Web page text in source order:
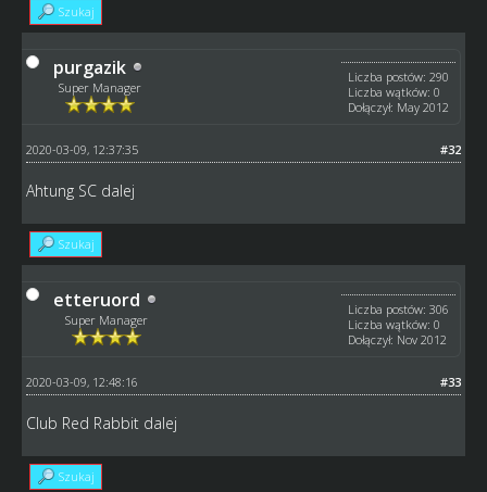
Szukaj
purgazik
Super Manager
Liczba postów: 290
Liczba wątków: 0
Dołączył: May 2012
#32
2020-03-09, 12:37:35
Ahtung SC dalej
Szukaj
etteruord
Super Manager
Liczba postów: 306
Liczba wątków: 0
Dołączył: Nov 2012
#33
2020-03-09, 12:48:16
Club Red Rabbit dalej
Szukaj